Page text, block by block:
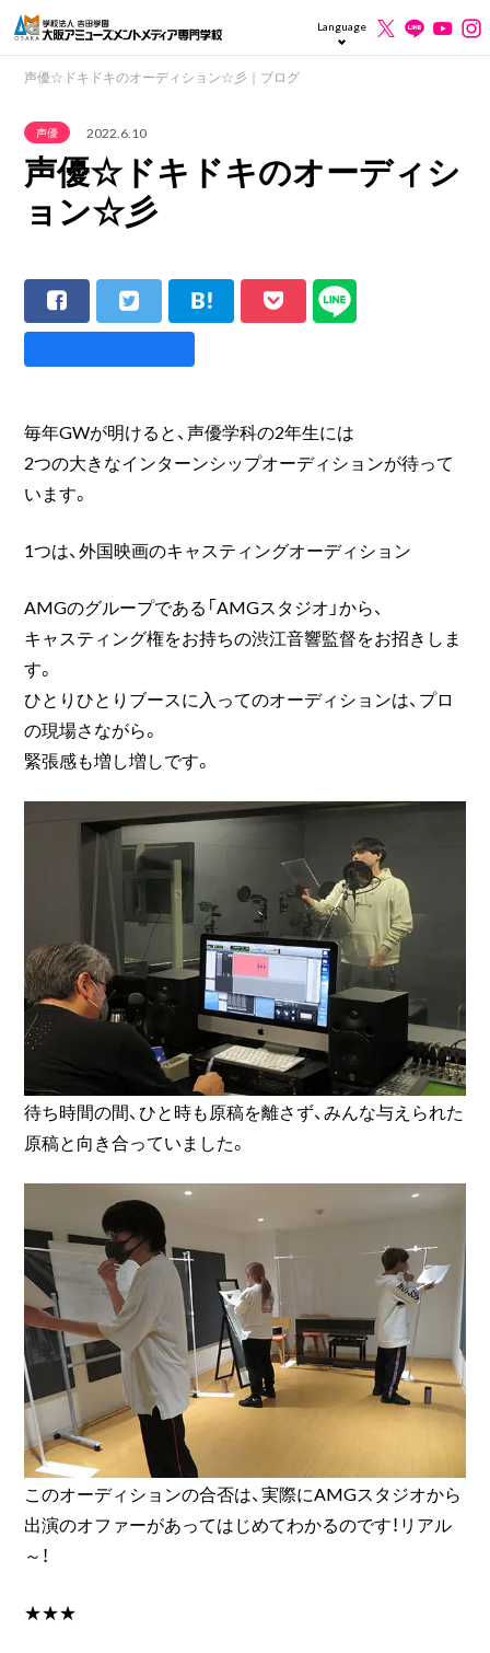
Language
声優☆ドキドキのオーディション☆彡｜ブログ
声優 2022.6.10
声優☆ドキドキのオーディシ
ョン☆彡
毎年GWが明けると、声優学科の2年生には
2つの大きなインターンシップオーディションが待って
います。
1つは、外国映画のキャスティングオーディション
AMGのグループである「AMGスタジオ」から、
キャスティング権をお持ちの渋江音響監督をお招きしま
す。
ひとりひとりブースに入ってのオーディションは、プロ
の現場さながら。
緊張感も増し増しです。
待ち時間の間、ひと時も原稿を離さず、みんな与えられた
原稿と向き合っていました。
このオーディションの合否は、実際にAMGスタジオから
出演のオファーがあってはじめてわかるのです！リアル
～！
★★★